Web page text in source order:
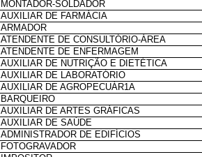
MONTADOR-SOLDADOR
AUXILIAR DE FARMÁCIA
ARMADOR
ATENDENTE DE CONSULTÓRIO-ÁREA
ATENDENTE DE ENFERMAGEM
AUXILIAR DE NUTRIÇÃO E DIETÉTICA
AUXILIAR DE LABORATÓRIO
AUXILIAR DE AGROPECUÁR1A
BARQUEIRO
AUXILIAR DE ARTES GRÁFICAS
AUXILIAR DE SAÚDE
ADMINISTRADOR DE EDIFÍCIOS
FOTOGRAVADOR